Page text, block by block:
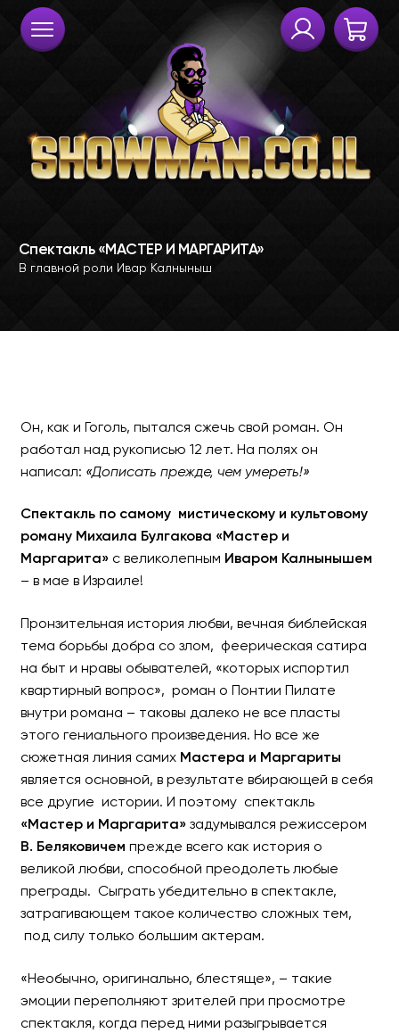
В главной роли Ивар
Он, как и Гоголь, пытался сжечь свой роман. Он
работал над рукописью 12 лет. На полях он
написал: «Дописать прежде, чем умереть!»
Спектакль по самому мистическому и культовому
роману Михаила Булгакова «Мастер и
Маргарита»с великолепным Иваром Калнынышем
– в мае в Израиле!
Пронзительная история любви, вечная библейская
тема борьбы добра со злом, феерическая сатира
на быт и нравы обывателей, «которых испортил
квартирный вопрос», роман о Понтии Пилате
внутри романа – таковы далеко не все пласты
этого гениального произведения. Но все же
сюжетная линия самих Мастера и Маргариты
является основной, в результате вбирающей в себя
все другие истории. И поэтому спектакль
«Мастер и Маргарита»задумывался режиссером
В. Беляковичем прежде всего как история о
великой любви, способной преодолеть любые
преграды. Сыграть убедительно в спектакле,
затрагивающем такое количество сложных тем,
под силу только большим актерам.
«Необычно, оригинально, блестяще», – такие
эмоции переполняют зрителей при просмотре
спектакля, когда перед ними разыгрывается